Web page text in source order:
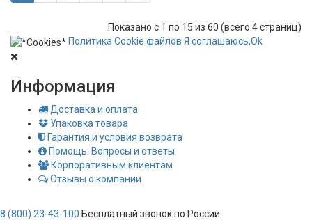
Показано с 1 по 15 из 60 (всего 4 страниц)
ПолитикаСookie файлов Я соглашаюсь,Ok
Информация
Доставка и оплата
Упаковка товара
Гарантия и условия возврата
Помощь. Вопросы и ответы
Корпоративным клиентам
Отзывы о компании
8 (800) 23-43-100 Бесплатный звонок по России